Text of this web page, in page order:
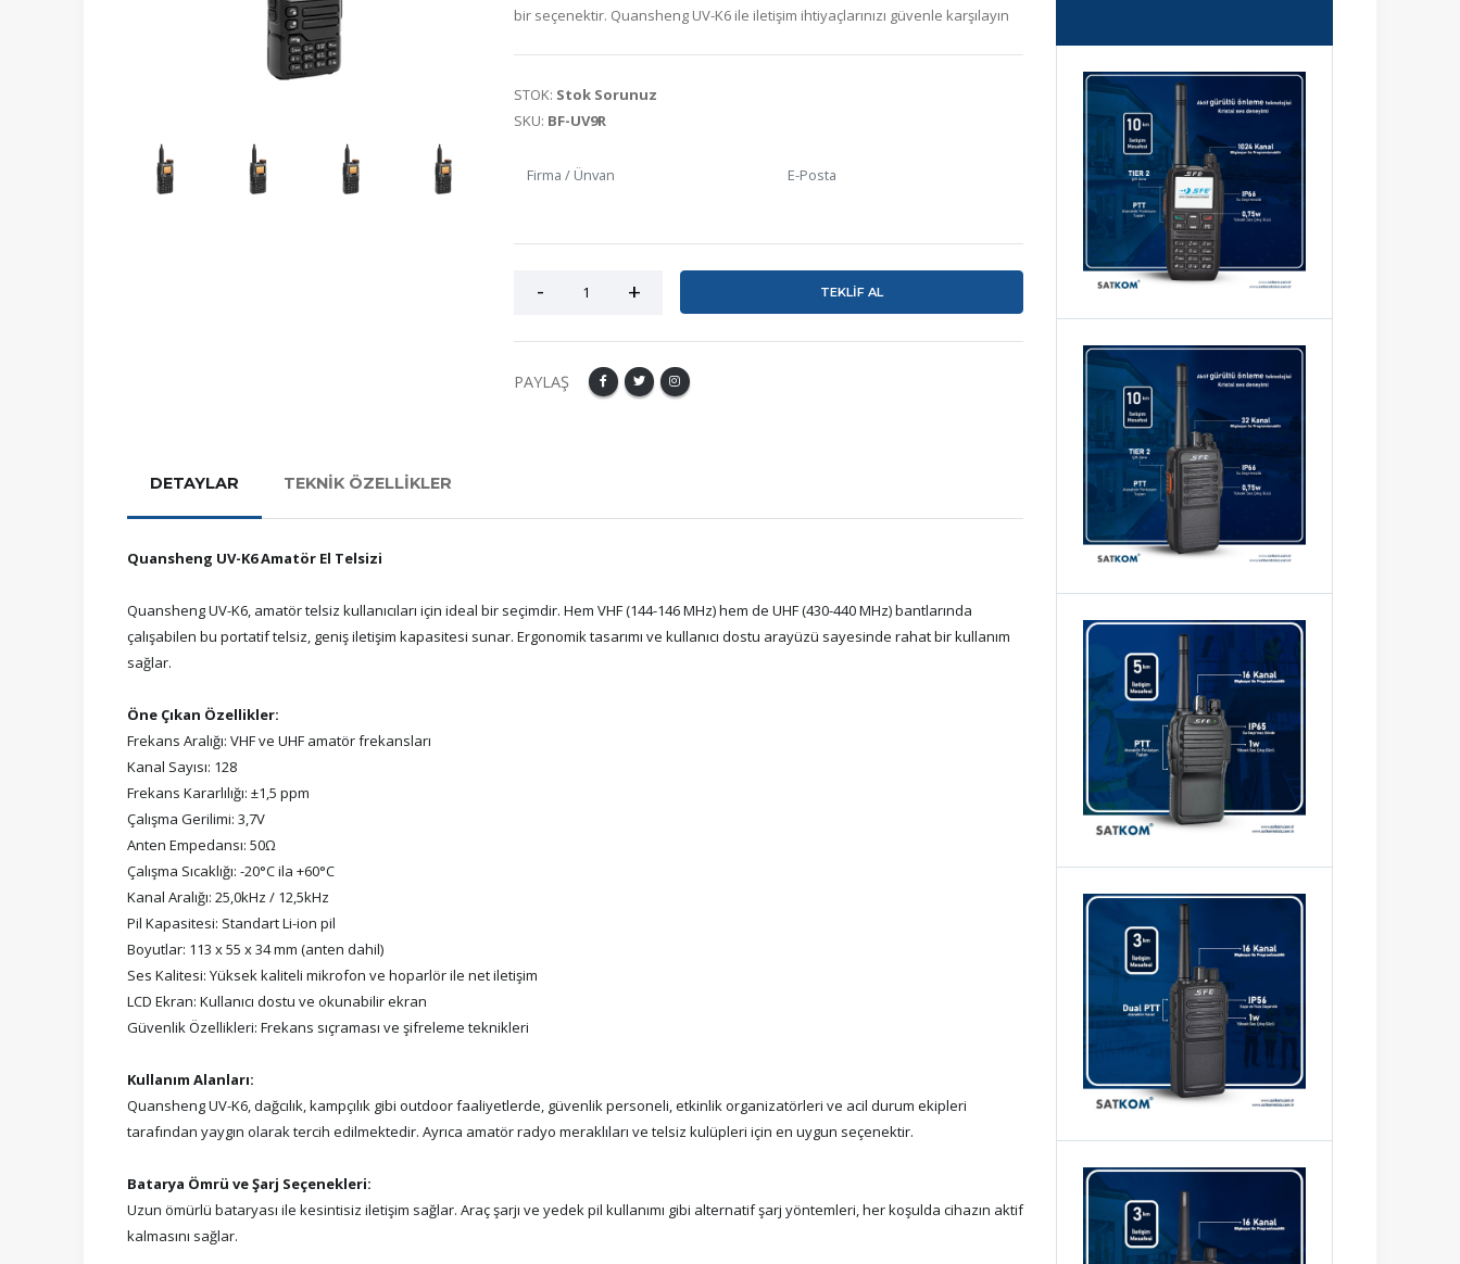
bir seçenektir. Quansheng UV-K6 ile iletişim ihtiyaçlarınızı güvenle karşılayın
STOK: Stok Sorunuz
SKU: BF-UV9R
TEKLİF AL
PAYLAŞ
DETAYLAR TEKNİK ÖZELLİKLER
Quansheng UV-K6 Amatör El Telsizi
Quansheng UV-K6, amatör telsiz kullanıcıları için ideal bir seçimdir. Hem VHF (144-146 MHz) hem de UHF (430-440 MHz) bantlarında
çalışabilen bu portatif telsiz, geniş iletişim kapasitesi sunar. Ergonomik tasarımı ve kullanıcı dostu arayüzü sayesinde rahat bir kullanım
sağlar.
Öne Çıkan Özellikler:
Frekans Aralığı: VHF ve UHF amatör frekansları
Kanal Sayısı: 128
Frekans Kararlılığı: ±1,5 ppm
Çalışma Gerilimi: 3,7V
Anten Empedansı: 50Ω
Çalışma Sıcaklığı: -20°C ila +60°C
Kanal Aralığı: 25,0kHz / 12,5kHz
Pil Kapasitesi: Standart Li-ion pil
Boyutlar: 113 x 55 x 34 mm (anten dahil)
Ses Kalitesi: Yüksek kaliteli mikrofon ve hoparlör ile net iletişim
LCD Ekran: Kullanıcı dostu ve okunabilir ekran
Güvenlik Özellikleri: Frekans sıçraması ve şifreleme teknikleri
Kullanım Alanları:
Quansheng UV-K6, dağcılık, kampçılık gibi outdoor faaliyetlerde, güvenlik personeli, etkinlik organizatörleri ve acil durum ekipleri
tarafından yaygın olarak tercih edilmektedir. Ayrıca amatör radyo meraklıları ve telsiz kulüpleri için en uygun seçenektir.
Batarya Ömrü ve Şarj Seçenekleri:
Uzun ömürlü bataryası ile kesintisiz iletişim sağlar. Araç şarjı ve yedek pil kullanımı gibi alternatif şarj yöntemleri, her koşulda cihazın aktif
kalmasını sağlar.